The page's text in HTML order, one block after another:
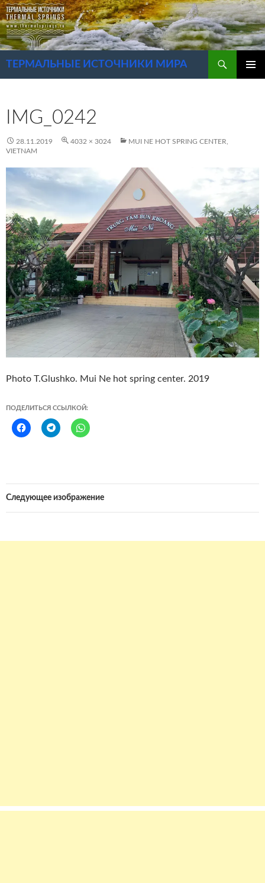
Перейти
к
содержимому
ТЕРМАЛЬНЫЕ ИСТОЧНИКИ МИРА
IMG_0242
28.11.2019 4032 × 3024
MUI NE HOT SPRING CENTER,
VIETNAM
Photo T.Glushko. Mui Ne hot spring center. 2019
ПОДЕЛИТЬСЯ ССЫЛКОЙ:
Следующее изображение